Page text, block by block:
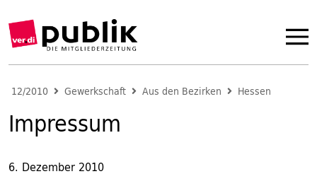
12/2010 Gewerkschaft Aus den Bezirken Hessen
Impressum
6. Dezember 2010